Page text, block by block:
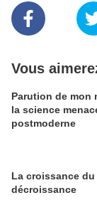
Vous
Parution de mon
la science
postmoderne
La croissance
décroissance